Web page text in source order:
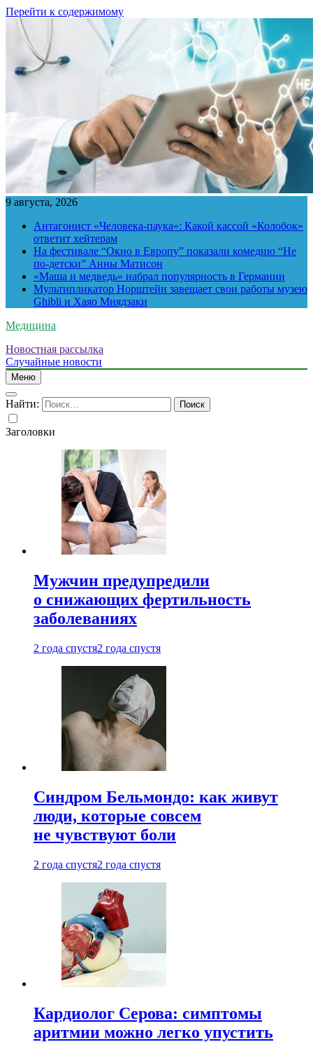
Перейти к содержимому
9 августа, 2026
Антагонист «Человека-паука»: Какой кассой «Колобок»
ответит хейтерам
На фестивале “Окно в Европу” показали комедию “Не
по-детски” Анны Матисон
«Маша и медведь» набрал популярность в Германии
Мультипликатор Норштейн завещает свои работы музею
Ghibli и Хаяо Миядзаки
Медицина
Новостная рассылка
Случайные новости
Меню
Найти:
Заголовки
Мужчин предупредили
о снижающих фертильность
заболеваниях
2 года спустя2 года спустя
Синдром Бельмондо: как живут
люди, которые совсем
не чувствуют боли
2 года спустя2 года спустя
Кардиолог Серова: симптомы
аритмии можно легко упустить